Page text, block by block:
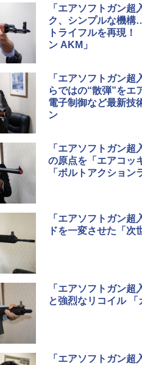
「エアソフトガン
ク、シンプルな機
トライフルを再現
ン AKM」
「エアソフトガン
らではの“散弾”を
電子制御など最新技
ン
「エアソフトガン
の原点を「エアコッ
「ボルトアクション
「エアソフトガン
ドを一変させた「次
「エアソフトガン
と強烈なリコイル 「
「エアソフトガン